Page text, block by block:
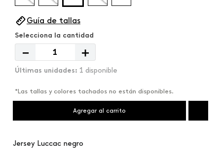
Guía de tallas
＋
－
1 disponible
*Las tallas y colores tachados no están disponibles.
Agregar al carrito
Jersey Luccac negro